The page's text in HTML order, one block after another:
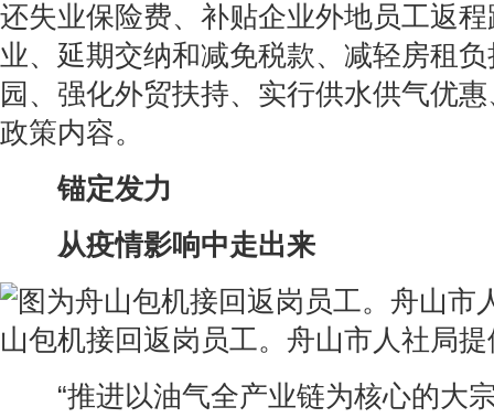
还失业保险费、补贴企业外地员工返
业、延期交纳和减免税款、减轻房租
园、强化外贸扶持、实行供水供气优
政策内容。
锚定发力
从疫情影响中走出来
山包机接回返岗员工。舟山市人社局提
“推进以油气全产业链为核心的大